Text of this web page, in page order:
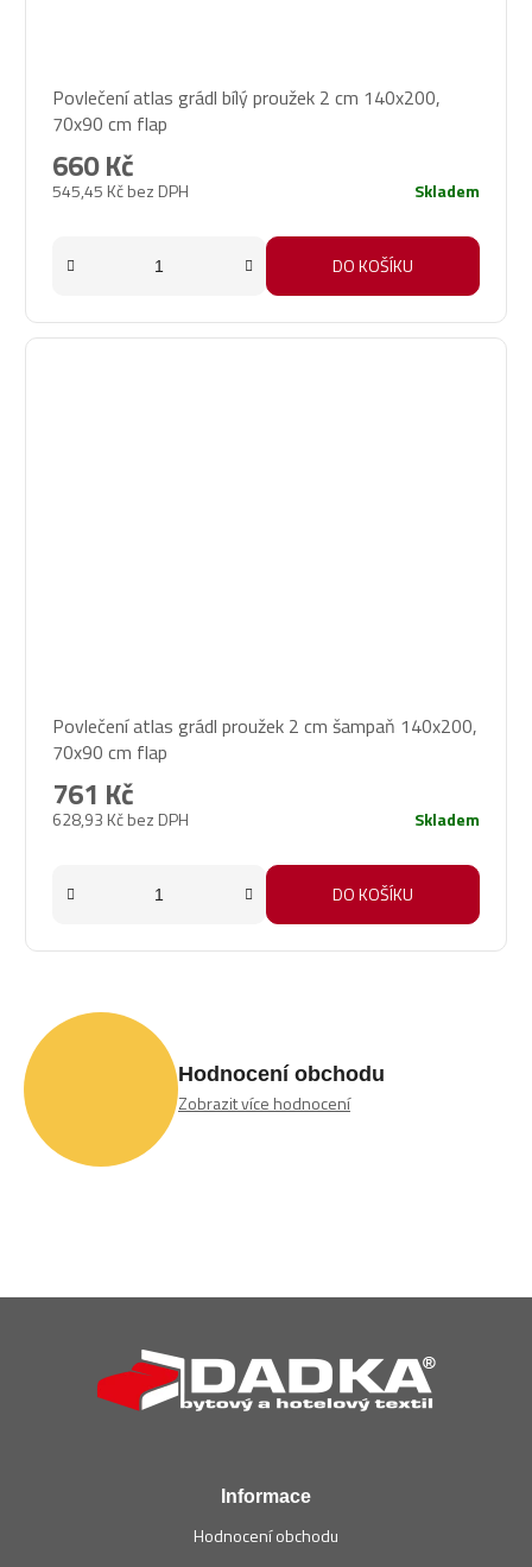
Povlečení atlas grádl bílý proužek 2 cm 140x200,
70x90 cm flap
545,45 Kč bez DPH
660 Kč
Skladem
DO KOŠÍKU
Povlečení atlas grádl proužek 2 cm šampaň 140x200,
70x90 cm flap
628,93 Kč bez DPH
761 Kč
Skladem
DO KOŠÍKU
Hodnocení obchodu
Zobrazit více hodnocení
Informace
Hodnocení obchodu